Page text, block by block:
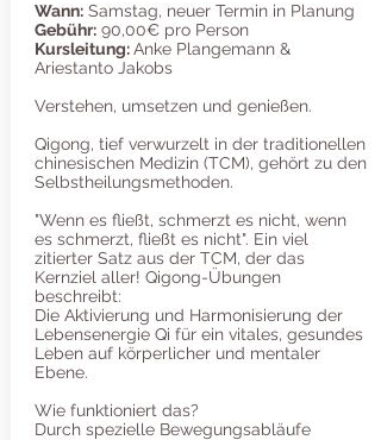
Wann:Samstag, neuer Termin in Planung
Gebühr:90,00€ pro Person
Kursleitung:Anke Plangemann &
Ariestanto Jakobs
Verstehen, umsetzen und genießen.
Qigong, tief verwurzelt in der traditionellen
chinesischen Medizin (TCM), gehört zu den
Selbstheilungsmethoden.
"Wenn es fließt, schmerzt es nicht, wenn
es schmerzt, fließt es nicht". Ein viel
zitierter Satz aus der TCM, der das
Kernziel aller! Qigong-Übungen
beschreibt:
Die Aktivierung und Harmonisierung der
Lebensenergie Qi für ein vitales, gesundes
Leben auf körperlicher und mentaler
Ebene.
Wie funktioniert das?
Durch spezielle Bewegungsabläufe